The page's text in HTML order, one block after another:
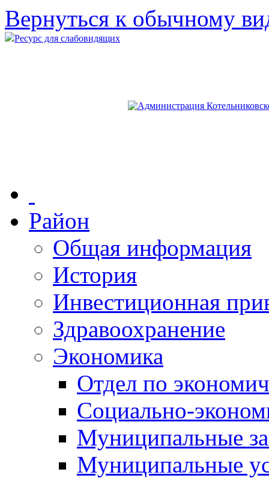
Вернуться к обычному
Ресурс для слабовидящих
Район
Общая информация
История
Инвестиционная
Здравоохранение
Экономика
Отдел по
Социально-
Муниципальные
Муниципальные